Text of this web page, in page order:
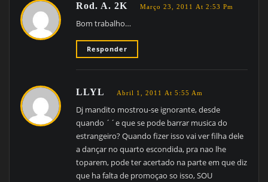
Rod. A. 2K Março 23, 2011 At 2:53 Pm
Bom trabalho…
Responder
LLYL Abril 1, 2011 At 5:55 Am
Dj mandito mostrou-se ignorante, desde
quando ´´e que se pode barrar musica do
estrangeiro? Quando fizer isso vai ver filha dele
a dançar no quarto escondida, pra nao lhe
toparem, pode ter acertado na parte em que diz
que ha falta de promoçao so isso, SOU